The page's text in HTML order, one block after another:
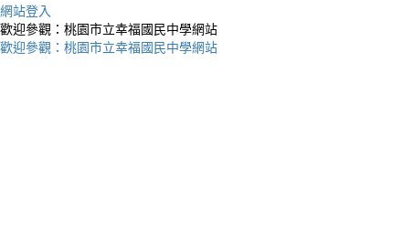
網站登入
歡迎參觀：桃園市立幸福國民中學網站
歡迎參觀：桃園市立幸福國民中學網站